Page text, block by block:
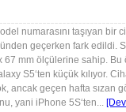
numarasını taşıyan
geçerken fark edildi.
67 mm ölçülerine sahip. Bu
S5‘ten küçük kılıyor.
ancak geçen hafta sızan
yani iPhone 5S‘ten...